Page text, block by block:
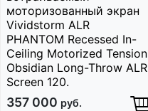
моторизованный экран
Vividstorm ALR
PHANTOM Recessed In-
Ceiling Motorized Tension
Obsidian Long-Throw ALR
Screen 120.
357 000 руб.